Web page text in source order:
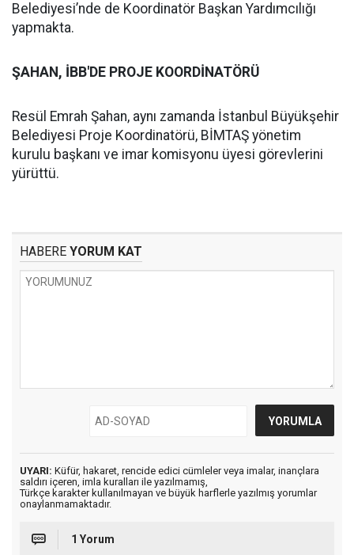
Belediyesi’nde de Koordinatör Başkan Yardımcılığı
yapmakta.
ŞAHAN, İBB'DE PROJE KOORDİNATÖRÜ
Resül Emrah Şahan, aynı zamanda İstanbul Büyükşehir
Belediyesi Proje Koordinatörü, BİMTAŞ yönetim
kurulu başkanı ve imar komisyonu üyesi görevlerini
yürüttü.
HABERE YORUM KAT
UYARI: Küfür, hakaret, rencide edici cümleler veya imalar, inançlara
saldırı içeren, imla kuralları ile yazılmamış,
Türkçe karakter kullanılmayan ve büyük harflerle yazılmış yorumlar
onaylanmamaktadır.
1 Yorum